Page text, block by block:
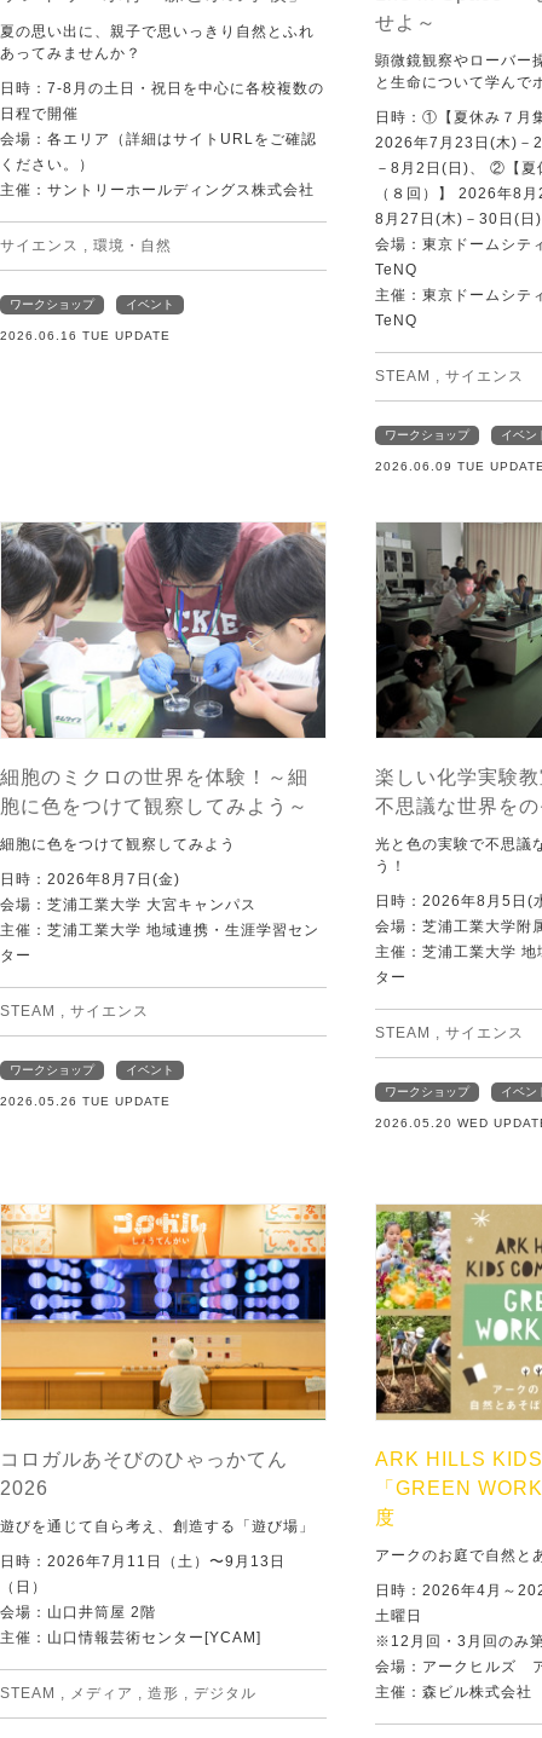
夏の思い出に、親子で思いっきり自然とふれ
あってみませんか？
日時：7-8月の土日・祝日を中心に各校複数の
日程で開催
会場：各エリア（詳細はサイトURLをご確認
ください。）
主催：サントリーホールディングス株式会社
サイエンス , 環境・自然
ワークショップ イベント
2026.06.16 TUE UPDATE
せよ～
顕微鏡観察やローバー
と生命について学んで
日時：①【夏休み７月
2026年7月23日(木)－
－8月2日(日)、 ②【夏
（８回）】 2026年8
8月27日(木)－30日(日)
会場：東京ドームシ
TeNQ
主催：東京ドームシ
TeNQ
STEAM , サイエンス
ワークショップ イベン
2026.06.09 TUE
細胞のミクロの世界を体験！～細
胞に色をつけて観察してみよう～
細胞に色をつけて観察してみよう
日時：2026年8月7日(金)
会場：芝浦工業大学 大宮キャンパス
主催：芝浦工業大学 地域連携・生涯学習セン
ター
STEAM , サイエンス
ワークショップ イベント
2026.05.26 TUE UPDATE
楽しい化学実験
不思議な世界を
光と色の実験で不思議
う！
日時：2026年8月5日(
会場：芝浦工業大学附
主催：芝浦工業大学
ター
STEAM , サイエンス
ワークショップ イベン
2026.05.20 WED
コロガルあそびのひゃっかてん
2026
遊びを通じて自ら考え、創造する「遊び場」
日時：2026年7月11日（土）〜9月13日
（日）
会場：山口井筒屋 2階
主催：山口情報芸術センター[YCAM]
STEAM , メディア , 造形 , デジタル
ARK HILLS
「GREEN
度
アークのお庭で自然と
日時：2026年4月～
土曜日
※12月回・3月回のみ
会場：アークヒルズ
主催：森ビル株式会社